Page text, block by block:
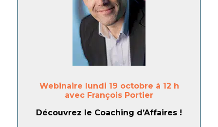
Webinaire lundi 19 octobre à 12 h
avec François Portier
Découvrez le Coaching d’Affaires !